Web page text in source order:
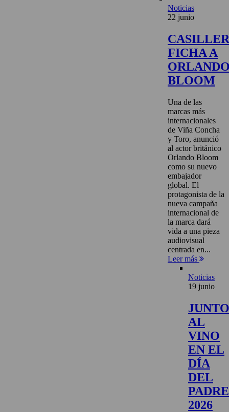
Noticias
22 junio
FICHA A
BLOOM
Una de las
marcas más
internacionales
de Viña Concha
y Toro, anunció
al actor británico
Orlando Bloom
como su nuevo
embajador
global. El
protagonista de la
nueva campaña
internacional de
la marca dará
vida a una pieza
audiovisual
centrada en...
Leer más
Noticias
19 junio
JUNTO
AL
VINO
EN EL
DÍA
DEL
PADRE
2026